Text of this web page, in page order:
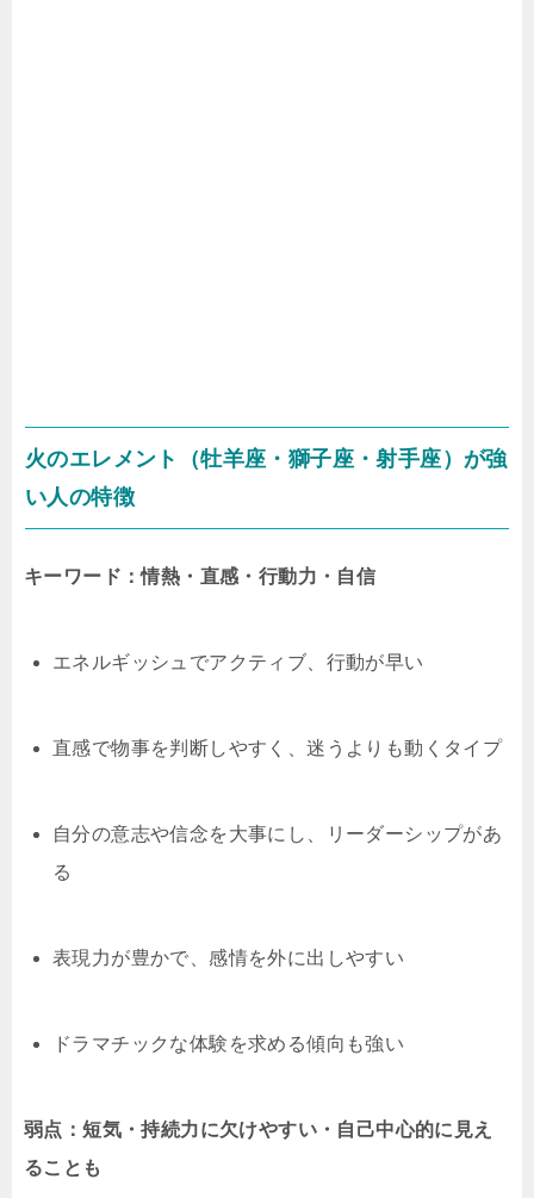
火のエレメント（牡羊座・獅子座・射手座）が強
い人の特徴
キーワード：情熱・直感・行動力・自信
エネルギッシュでアクティブ、行動が早い
直感で物事を判断しやすく、迷うよりも動くタイプ
自分の意志や信念を大事にし、リーダーシップがあ
る
表現力が豊かで、感情を外に出しやすい
ドラマチックな体験を求める傾向も強い
弱点：短気・持続力に欠けやすい・自己中心的に見え
ることも